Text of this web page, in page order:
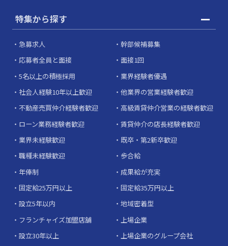
特集から探す
急募求人
幹部候補募集
応募者全員と面接
面接1回
5名以上の積極採用
業界経験者優遇
社会人経験10年以上歓迎
他業界の営業経験者歓迎
不動産売買仲介経験者歓迎
高級賃貸仲介営業の経験者歓迎
ローン業務経験者歓迎
賃貸仲介の店長経験者歓迎
業界未経験歓迎
既卒・第2新卒歓迎
職種未経験歓迎
歩合給
年俸制
成果給が充実
固定給25万円以上
固定給35万円以上
設立5年以内
地域密着型
フランチャイズ加盟店舗
上場企業
設立30年以上
上場企業のグループ会社